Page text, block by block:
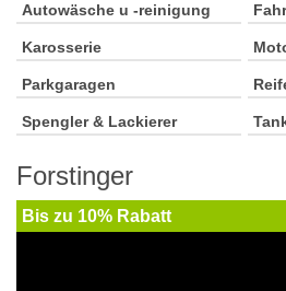
Autowäsche u -reinigung
Karosserie
Parkgaragen
Spengler & Lackierer
Forstinger
Bis zu 10% Rabatt